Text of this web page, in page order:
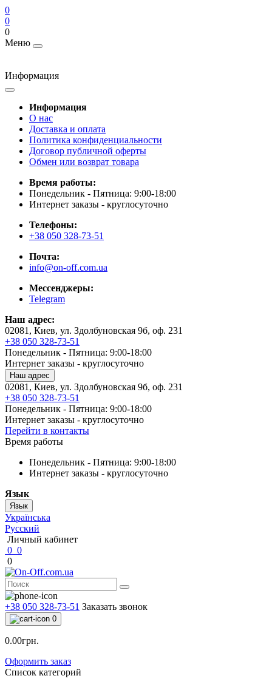
0
0
0
Меню
Информация
Информация
О нас
Доставка и оплата
Политика конфиденциальности
Договор публичной оферты
Обмен или возврат товара
Время работы:
Понедельник - Пятница: 9:00-18:00
Интернет заказы - круглосуточно
Телефоны:
+38 050 328-73-51
Почта:
info@on-off.com.ua
Мессенджеры:
Telegram
Наш адрес:
02081, Киев, ул. Здолбуновская 9б, оф. 231
+38 050 328-73-51
Понедельник - Пятница: 9:00-18:00
Интернет заказы - круглосуточно
Наш адрес
02081, Киев, ул. Здолбуновская 9б, оф. 231
+38 050 328-73-51
Понедельник - Пятница: 9:00-18:00
Интернет заказы - круглосуточно
Перейти в контакты
Время работы
Понедельник - Пятница: 9:00-18:00
Интернет заказы - круглосуточно
Язык
Язык
Українська
Русский
Личный кабинет
0 0
0
+38 050 328-73-51 Заказать звонок
0
0.00грн.
Оформить заказ
Список категорий